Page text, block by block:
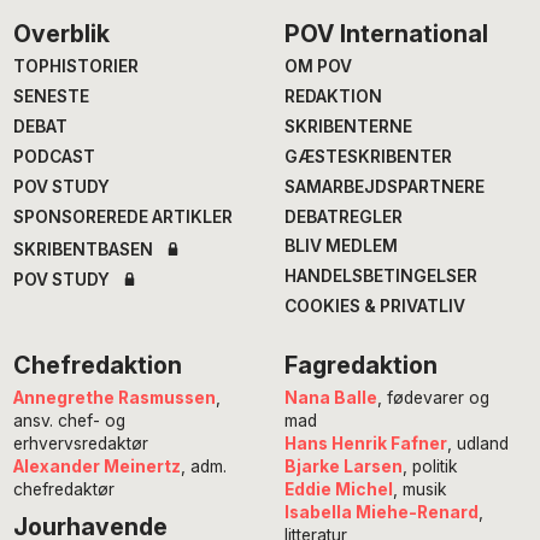
Footer
Overblik
TOPHISTORIER
SENESTE
DEBAT
PODCAST
POV STUDY
SPONSOREREDE ARTIKLER
SKRIBENTBASEN
POV STUDY
POV International
OM POV
REDAKTION
SKRIBENTERNE
GÆSTESKRIBENTER
SAMARBEJDSPARTNERE
DEBATREGLER
BLIV MEDLEM
HANDELSBETINGELSER
COOKIES & PRIVATLIV
Chefredaktion
Annegrethe Rasmussen
ansv. chef- og
erhvervsredaktør
Alexander Meinertz , adm.
chefredaktør
Jourhavende
Fagredaktion
Nana Balle , fødevarer og
mad
Hans Henrik Fafner, udland
Bjarke Larsen , politik
Eddie Michel
, musik
Isabella Miehe-Renard
litteratur